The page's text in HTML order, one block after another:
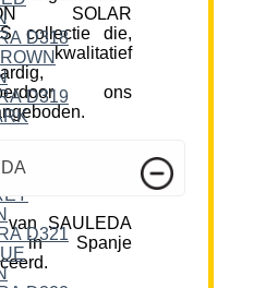
SOLAR
collectie die,
kwalitatief
ons
van SAULEDA
in Spanje